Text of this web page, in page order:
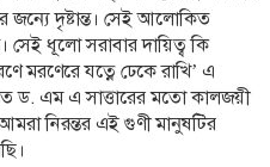
জন্যে দৃষ্টান্ত। সেই আলোকিত
ধূলো সরাবার দায়িত্ব কি
মরণেরে যত্নে ঢেকে রাখি’ এ
ড. এম এ সাত্তারের মতো কালজয়ী
নিরন্তর এই গুণী মানুষটির